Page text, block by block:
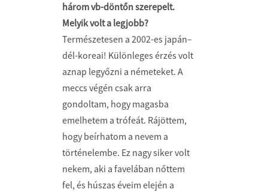
három vb-döntőn szerepelt.
Melyik volt a legjobb?
Természetesen a 2002-es japán–
dél-koreai! Különleges érzés volt
aznap legyőzni a németeket. A
meccs végén csak arra
gondoltam, hogy magasba
emelhetem a trófeát. Rájöttem,
hogy beírhatom a nevem a
történelembe. Ez nagy siker volt
nekem, aki a favelában nőttem
fel, és húszas éveim elején a